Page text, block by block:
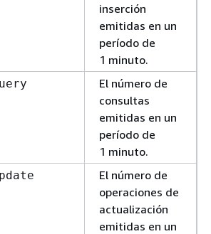
inserción
emitidas en un
período de
1 minuto.
El número de
consultas
emitidas en un
período de
1 minuto.
El número de
operaciones de
actualización
emitidas en un